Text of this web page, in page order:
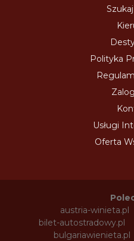
Polityka
Usługi
Oferta
austria-winieta.pl
bilet-autostradowy.pl
bulgariawienieta.pl